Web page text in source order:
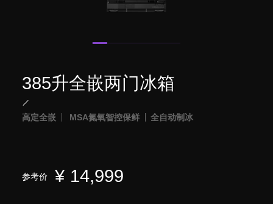
385升全嵌两门冰箱
高定全嵌 MSA氮氧智控保鲜 全自动制冰
参考价 ¥ 14,999